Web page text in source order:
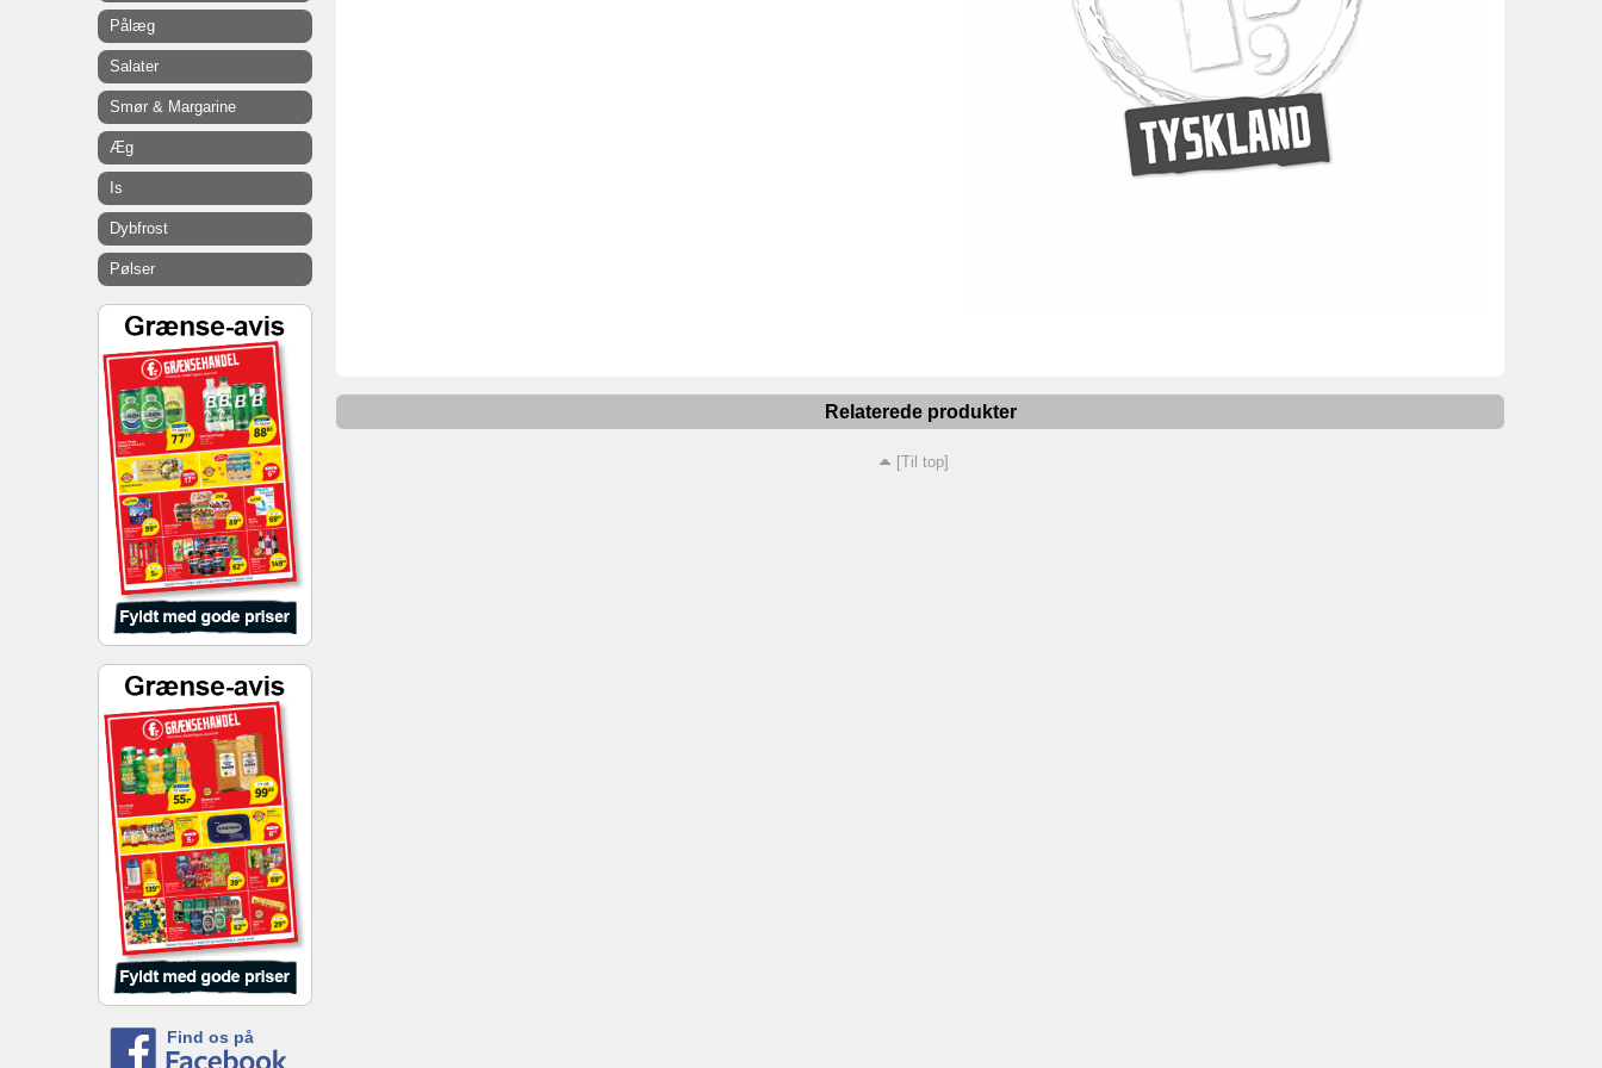
Relaterede produkter
[Til top]
Pålæg
Salater
Smør & Margarine
Æg
Is
Dybfrost
Pølser
Find os på